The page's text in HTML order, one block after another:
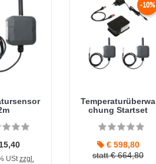
UStzzgl.
Temperaturüberwa
chung Startset
€ 598,80
-10%
statt € 664,80